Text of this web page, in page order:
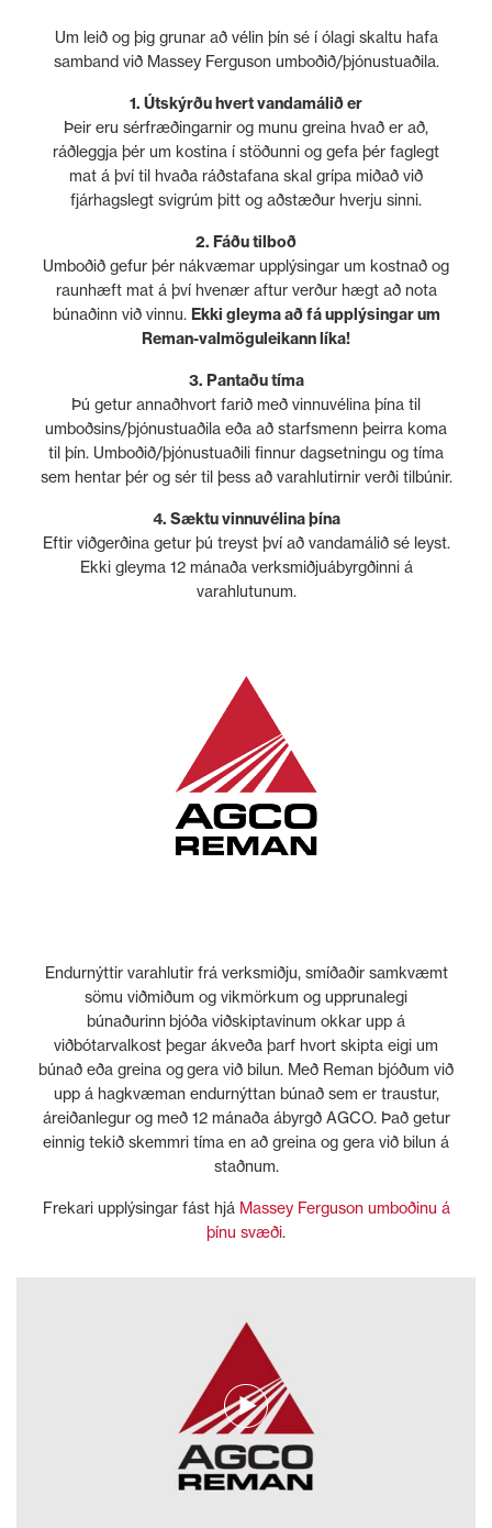
Um leið og þig grunar að vélin þín sé í ólagi skaltu hafa
samband við Massey Ferguson umboðið/þjónustuaðila.
1. Útskýrðu hvert vandamálið er
Þeir eru sérfræðingarnir og munu greina hvað er að,
ráðleggja þér um kostina í stöðunni og gefa þér faglegt
mat á því til hvaða ráðstafana skal grípa miðað við
fjárhagslegt svigrúm þitt og aðstæður hverju sinni.
2. Fáðu tilboð
Umboðið gefur þér nákvæmar upplýsingar um kostnað og
raunhæft mat á því hvenær aftur verður hægt að nota
búnaðinn við vinnu. Ekki gleyma að fá upplýsingar um
Reman-valmöguleikann líka!
3. Pantaðu tíma
Þú getur annaðhvort farið með vinnuvélina þína til
umboðsins/þjónustuaðila eða að starfsmenn þeirra koma
til þín. Umboðið/þjónustuaðili finnur dagsetningu og tíma
sem hentar þér og sér til þess að varahlutirnir verði tilbúnir.
4. Sæktu vinnuvélina þína
Eftir viðgerðina getur þú treyst því að vandamálið sé leyst.
Ekki gleyma 12 mánaða verksmiðjuábyrgðinni á
varahlutunum.
Endurnýttir varahlutir frá verksmiðju, smíðaðir samkvæmt
sömu viðmiðum og vikmörkum og upprunalegi
búnaðurinn bjóða viðskiptavinum okkar upp á
viðbótarvalkost þegar ákveða þarf hvort skipta eigi um
búnað eða greina og gera við bilun. Með Reman bjóðum við
upp á hagkvæman endurnýttan búnað sem er traustur,
áreiðanlegur og með 12 mánaða ábyrgð AGCO. Það getur
einnig tekið skemmri tíma en að greina og gera við bilun á
staðnum.
Frekari upplýsingar fást hjá Massey Ferguson umboðinu á
þínu svæði.